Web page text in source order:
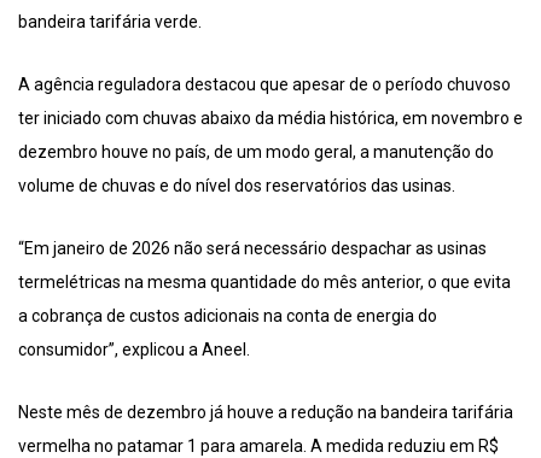
bandeira tarifária verde.
A agência reguladora destacou que apesar de o período chuvoso
ter iniciado com chuvas abaixo da média histórica, em novembro e
dezembro houve no país, de um modo geral, a manutenção do
volume de chuvas e do nível dos reservatórios das usinas.
“Em janeiro de 2026 não será necessário despachar as usinas
termelétricas na mesma quantidade do mês anterior, o que evita
a cobrança de custos adicionais na conta de energia do
consumidor”, explicou a Aneel.
Neste mês de dezembro já houve a redução na bandeira tarifária
vermelha no patamar 1 para amarela. A medida reduziu em R$